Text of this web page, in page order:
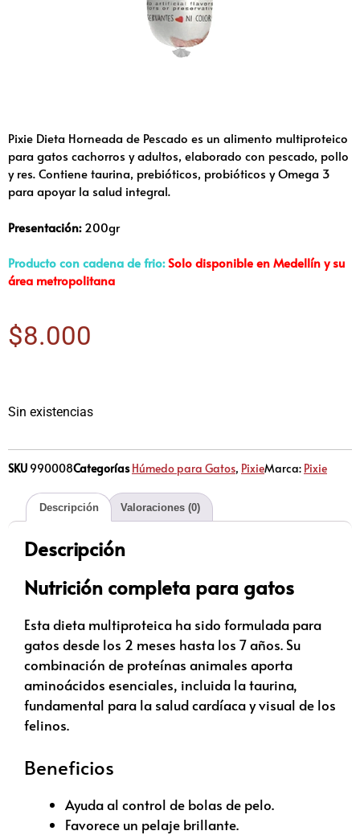
Pixie Dieta Horneada de Pescado es un alimento multiproteico
para gatos cachorros y adultos, elaborado con pescado, pollo
y res. Contiene taurina, prebióticos, probióticos y Omega 3
para apoyar la salud integral.
Presentación:200gr
Producto con cadena de frio:Solo disponible en Medellín y su
área metropolitana
$8.000
Sin existencias
SKU 990008Categorías Húmedo para Gatos, PixieMarca: Pixie
Descripción Valoraciones (0)
Descripción
Nutrición completa para gatos
Esta dieta multiproteica ha sido formulada para
gatos desde los 2 meses hasta los 7 años. Su
combinación de proteínas animales aporta
aminoácidos esenciales, incluida la taurina,
fundamental para la salud cardíaca y visual de los
felinos.
Beneficios
Ayuda al control de bolas de pelo.
Favorece un pelaje brillante.